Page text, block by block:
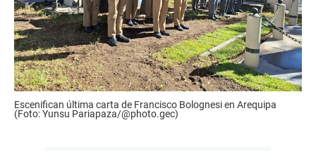
Escenifican última carta de Francisco Bolognesi en Arequipa
(Foto: Yunsu Pariapaza/@photo.gec)